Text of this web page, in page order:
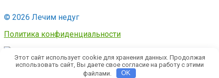
© 2026 Лечим недуг
Политика конфиденциальности
Этот сайт использует cookie для хранения данных. Продолжая
использовать сайт, Вы даете свое согласие на работу с этими
файлами.
OK